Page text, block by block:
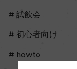
試飲会
初心者向け
howto